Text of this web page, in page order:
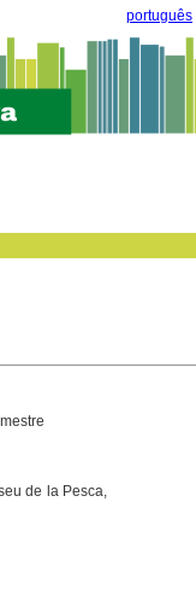
português
de la Pesca,